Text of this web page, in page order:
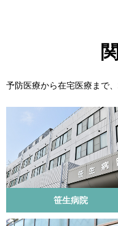
予防医療から在宅医療まで
笹生病院